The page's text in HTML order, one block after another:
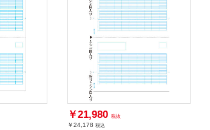
￥21,980 税抜
￥24,178 税込